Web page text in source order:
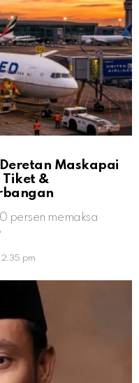
Maskapai
&
persen memaksa
pm